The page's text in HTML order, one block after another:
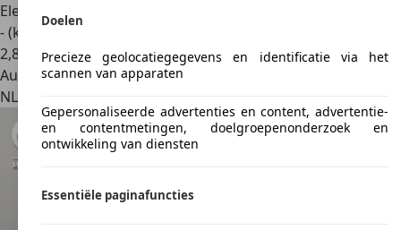
Elektrisch
- (kWh/100 km)
2,8
Autobedrijf
NL 3911 RS
Doelen
Precieze geolocatiegegevens en identificatie via het
scannen van apparaten
Gepersonaliseerde advertenties en content, advertentie-
en contentmetingen, doelgroepenonderzoek en
ontwikkeling van diensten
Essentiële paginafuncties